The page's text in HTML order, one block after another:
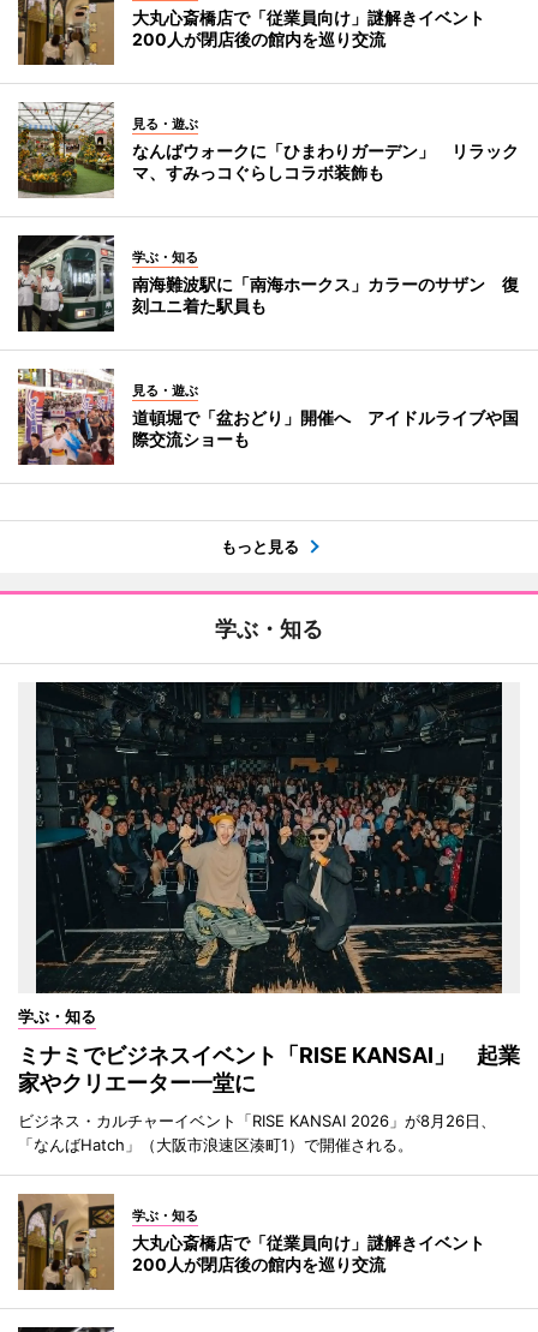
大丸心斎橋店で「従業員向け」謎解きイベント
200人が閉店後の館内を巡り交流
見る・遊ぶ
なんばウォークに「ひまわりガーデン」 リラック
マ、すみっコぐらしコラボ装飾も
学ぶ・知る
南海難波駅に「南海ホークス」カラーのサザン 復
刻ユニ着た駅員も
見る・遊ぶ
道頓堀で「盆おどり」開催へ アイドルライブや国
際交流ショーも
もっと見る
学ぶ・知る
学ぶ・知る
ミナミでビジネスイベント「RISE KANSAI」 起業
家やクリエーター一堂に
ビジネス・カルチャーイベント「RISE KANSAI 2026」が8月26日、
「なんばHatch」（大阪市浪速区湊町1）で開催される。
学ぶ・知る
大丸心斎橋店で「従業員向け」謎解きイベント
200人が閉店後の館内を巡り交流